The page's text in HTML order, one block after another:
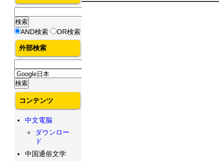
AND検索 OR検索
外部検索
コンテンツ
中文電脳
ダウンロー
ド
中国通俗文学